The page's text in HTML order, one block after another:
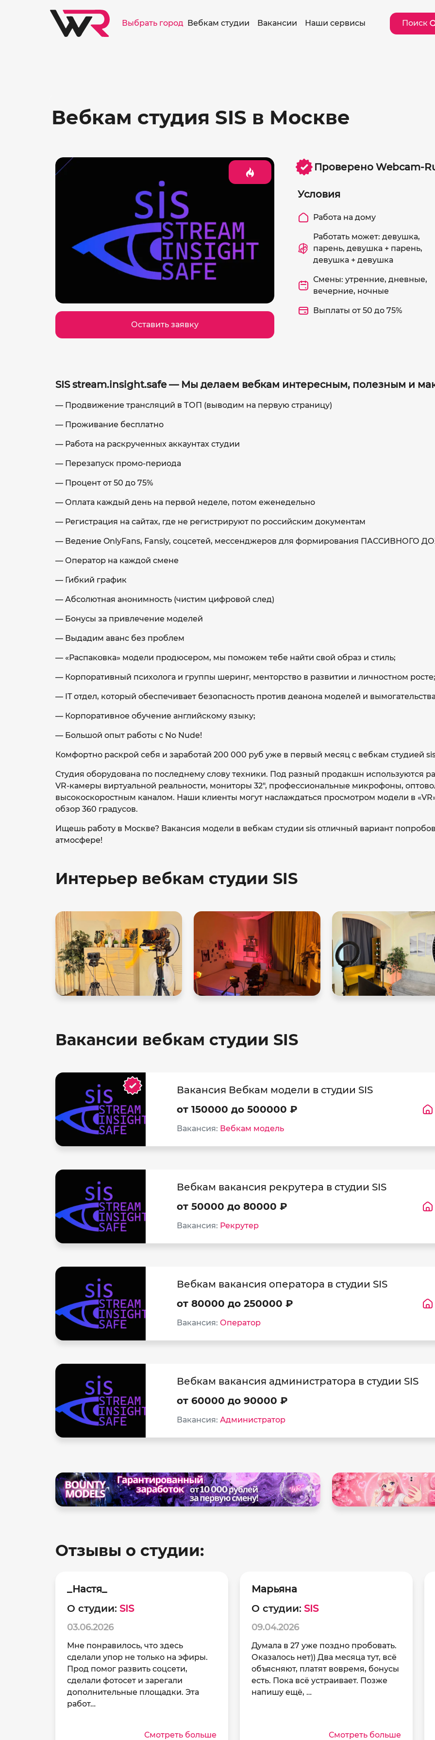
Выбрать город Вебкам студии Вакансии Наши сервисы Поиск
Вебкам студия SIS в Москве
Оставить заявку
Проверено Webcam-
Условия
Работа на дому
Работать может: девушка,
парень, девушка + парень,
девушка + девушка
Смены: утренние, дневные,
вечерние, ночные
Выплаты от 50 до 75%
SIS stream.insight.safe — Мы делаем вебкам интересным, полезным и
— Продвижение трансляций в ТОП (выводим на первую страницу)
— Проживание бесплатно
— Работа на раскрученных аккаунтах студии
— Перезапуск промо-периода
— Процент от 50 до 75%
— Оплата каждый день на первой неделе, потом еженедельно
— Регистрация на сайтах, где не регистрируют по российским документам
— Ведение OnlyFans, Fansly, соцсетей, мессенджеров для формирования ПАССИВНОГО
— Оператор на каждой смене
— Гибкий график
— Абсолютная анонимность (чистим цифровой след)
— Бонусы за привлечение моделей
— Выдадим аванс без проблем
— «Распаковка» модели продюсером, мы поможем тебе найти свой образ и стиль;
— Корпоративный психолога и группы шеринг, менторство в развитии и личностном росте;
— IT отдел, который обеспечивает безопасность против деанона моделей и
— Корпоративное обучение английскому языку;
— Большой опыт работы с No Nude!
Комфортно раскрой себя и заработай 200 000 руб уже в первый месяц с вебкам студией
Студия оборудована по последнему слову техники. Под разный продакшн используются
VR-камеры виртуальной реальности, мониторы 32″, профессиональные микрофоны,
высокоскоростным каналом. Наши клиенты могут наслаждаться просмотром модели в
обзор 360 градусов.
Ищешь работу в Москве? Вакансия модели в вебкам студии sis отличный вариант
атмосфере!
Интерьер вебкам студии SIS
Вакансии вебкам студии SIS
Вакансия Вебкам модели в студии SIS
от 150000 до 500000 ₽
Вакансия: Вебкам модель
Вебкам вакансия рекрутера в студии SIS
от 50000 до 80000 ₽
Вакансия: Рекрутер
Вебкам вакансия оператора в студии SIS
от 80000 до 250000 ₽
Вакансия: Оператор
Вебкам вакансия администратора в студии SIS
от 60000 до 90000 ₽
Вакансия: Администратор
Отзывы о студии:
_Настя_
О студии: SIS
03.06.2026
Мне понравилось, что здесь
сделали упор не только на эфиры.
Прод помог развить соцсети,
сделали фотосет и зарегали
дополнительные площадки. Эта
работ…
Смотреть больше
Марьяна
О студии: SIS
09.04.2026
Думала в 27 уже поздно пробовать.
Оказалось нет)) Два месяца тут, всё
объясняют, платят вовремя, бонусы
есть. Пока всё устраивает. Позже
напишу ещё, …
Смотреть больше